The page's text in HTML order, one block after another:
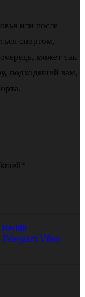
или после
спортом,
может так
подходящий вам,
Reddit
Telegram Viber